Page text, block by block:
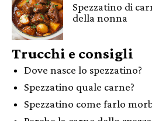
Spezzatino di
della nonna
Trucchi e consigli
Dove nasce lo spezzatino?
Spezzatino quale carne?
Spezzatino come farlo